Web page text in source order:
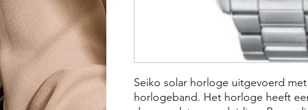
Seiko solar horloge uitgevoerd
horlogeband. Het horloge heeft